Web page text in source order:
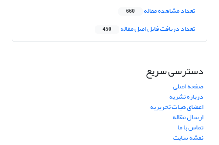
تعداد مشاهده مقاله 660
تعداد دریافت فایل اصل مقاله 450
دسترسی سریع
صفحه اصلی
درباره نشریه
اعضای هیات تحریریه
ارسال مقاله
تماس با ما
نقشه سایت